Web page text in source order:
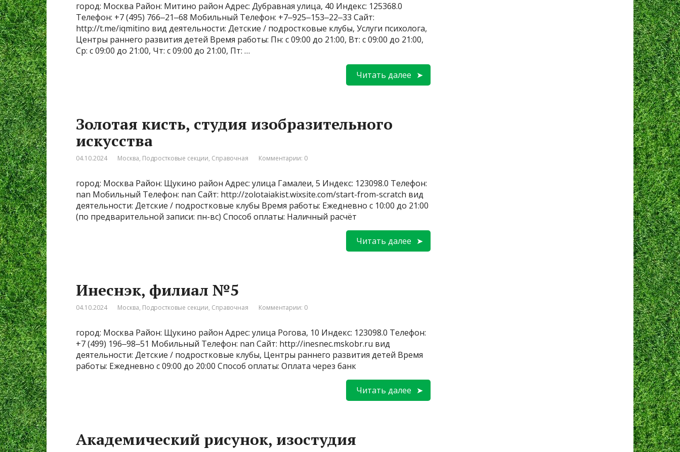
город: Москва Район: Митино район Адрес: Дубравная улица, 40 Индекс: 125368.0
Телефон: +7 (495) 766‒21‒68 Мобильный Телефон: +7‒925‒153‒22‒33 Сайт:
http://t.me/iqmitino вид деятельности: Детские / подростковые клубы, Услуги психолога,
Центры раннего развития детей Время работы: Пн: с 09:00 до 21:00, Вт: с 09:00 до 21:00,
Ср: с 09:00 до 21:00, Чт: с 09:00 до 21:00, Пт: …
Читать далее
Золотая кисть, студия изобразительного
искусства
04.10.2024 Москва, Подростковые секции, Справочная Комментарии: 0
город: Москва Район: Щукино район Адрес: улица Гамалеи, 5 Индекс: 123098.0 Телефон:
nan Мобильный Телефон: nan Сайт: http://zolotaiakist.wixsite.com/start-from-scratch вид
деятельности: Детские / подростковые клубы Время работы: Ежедневно с 10:00 до 21:00
(по предварительной записи: пн-вс) Способ оплаты: Наличный расчёт
Читать далее
Инеснэк, филиал №5
04.10.2024 Москва, Подростковые секции, Справочная Комментарии: 0
город: Москва Район: Щукино район Адрес: улица Рогова, 10 Индекс: 123098.0 Телефон:
+7 (499) 196‒98‒51 Мобильный Телефон: nan Сайт: http://inesnec.mskobr.ru вид
деятельности: Детские / подростковые клубы, Центры раннего развития детей Время
работы: Ежедневно с 09:00 до 20:00 Способ оплаты: Оплата через банк
Читать далее
Академический рисунок, изостудия